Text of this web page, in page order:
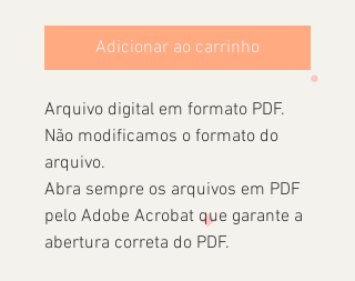
Adicionar ao carrinho
Arquivo digital em formato PDF.
Não modificamos o formato do
arquivo.
Abra sempre os arquivos em PDF
pelo Adobe Acrobat que garante a
abertura correta do PDF.